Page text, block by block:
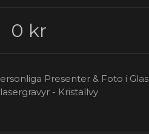
0 kr
Presenter & Foto i Glas
- Kristallvy